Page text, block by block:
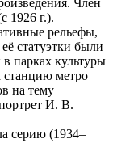
1926 г.).
рельефы,
статуэтки были
парках культуры
метро
на тему
И. В.
серию (1934–